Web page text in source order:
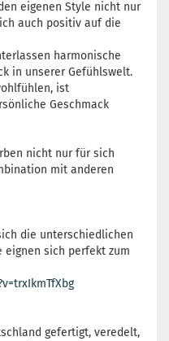
eigenen Style nicht nur
auch positiv auf die
harmonische
in unserer Gefühlswelt.
ist
Geschmack
nicht nur für sich
mit anderen
die unterschiedlichen
eignen sich perfekt zum
gefertigt, veredelt,